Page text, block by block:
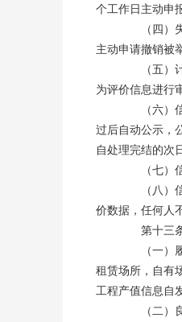
个工作日主动申
（四）失
主动申请撤销被
（五）计
为评价信息进行
（六）信
过后自动公示，
自处理完结的次
（七）信
（八）信
价数据，任何人
第十三条
（一）履
租赁场所，自有
工程产值信息自
（二）良